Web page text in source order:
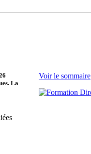
La
Voir le sommaire